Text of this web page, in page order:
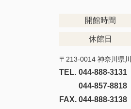
開館時間
休館日
〒213-0014 神奈川県
TEL. 044-888-3131
044-857-8818
FAX. 044-888-3138